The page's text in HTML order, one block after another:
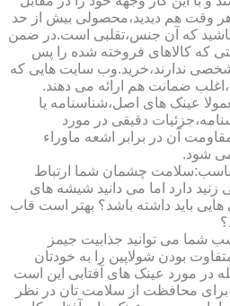
وقت هم دیدید،محصولی بیش از حد
که آن جنس،تقلبی است.در ضمن
که کالاهای فروخته شده را پس
ندارند،خرید.وب سایت هایی که
ضمانت هم ارائه می دهند.
عینک های اصل،شناسنامه یا
دقیقی در مورد
آن در برابر اشعه ماوراء
شود.
چشمان شما ارتباط
زنید دارد اما می دانید شیشه های
باید داشته باشد؟ بهتر است قاب
شما می توانید جذابیت جیمز
بودن شولاپین را به خودتان
در مورد عینک های آفتابی این است
برای محافظت از سلامت تان در نظر